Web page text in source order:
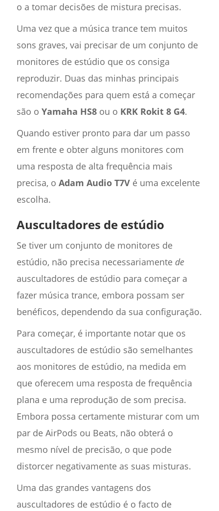
o a tomar decisões de mistura precisas.
Uma vez que a música trance tem muitos
sons graves, vai precisar de um conjunto de
monitores de estúdio que os consiga
reproduzir. Duas das minhas principais
recomendações para quem está a começar
são o Yamaha HS8ou o KRK Rokit 8 G4.
Quando estiver pronto para dar um passo
em frente e obter alguns monitores com
uma resposta de alta frequência mais
precisa, o Adam Audio T7Vé uma excelente
escolha.
Auscultadores de estúdio
Se tiver um conjunto de monitores de
estúdio, não precisa necessariamente de
auscultadores de estúdio para começar a
fazer música trance, embora possam ser
benéficos, dependendo da sua configuração.
Para começar, é importante notar que os
auscultadores de estúdio são semelhantes
aos monitores de estúdio, na medida em
que oferecem uma resposta de frequência
plana e uma reprodução de som precisa.
Embora possa certamente misturar com um
par de AirPods ou Beats, não obterá o
mesmo nível de precisão, o que pode
distorcer negativamente as suas misturas.
Uma das grandes vantagens dos
auscultadores de estúdio é o facto de